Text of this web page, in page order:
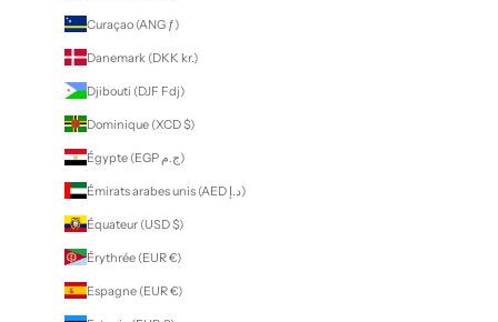
Curaçao (ANG ƒ)
Danemark (DKK kr.)
Djibouti (DJF Fdj)
Dominique (XCD $)
Égypte (EGP ج.م)
Émirats arabes unis (AED د.إ)
Équateur (USD $)
Érythrée (EUR €)
Espagne (EUR €)